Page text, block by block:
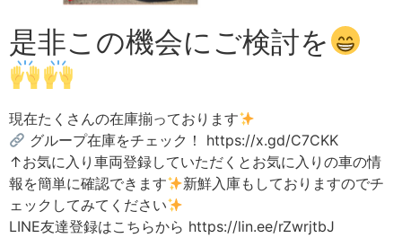
是非この機会にご検討を
現在たくさんの在庫揃っております
グループ在庫をチェック！ https://x.gd/C7CKK
↑お気に入り車両登録していただくとお気に入りの車の情
報を簡単に確認できます
新鮮入庫もしておりますのでチ
ェックしてみてください
LINE友達登録はこちらから https://lin.ee/rZwrjtbJ